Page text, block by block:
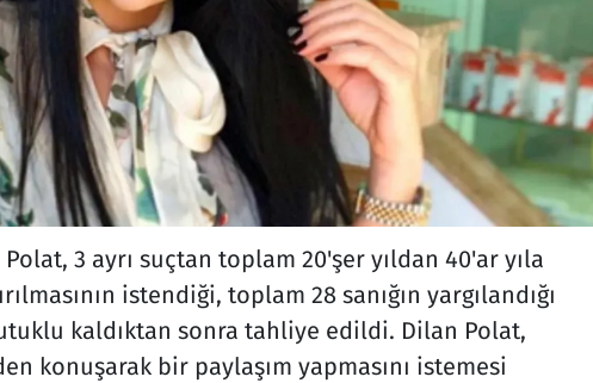
3 ayrı suçtan toplam 20'şer yıldan 40'ar yıla
istendiği, toplam 28 sanığın yargılandığı
kaldıktan sonra tahliye edildi. Dilan Polat,
konuşarak bir paylaşım yapmasını istemesi